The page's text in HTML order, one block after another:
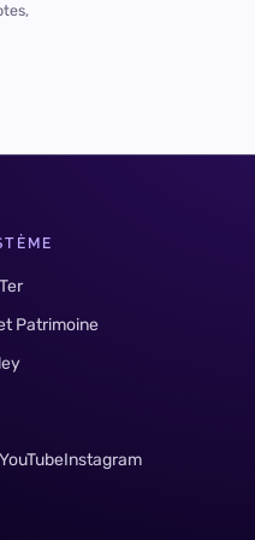
Patrimoine
YouTubeInstagram